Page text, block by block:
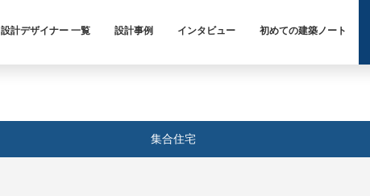
設計デザイナー 一覧 設計事例 インタビュー 初めての建築ノート
集合住宅